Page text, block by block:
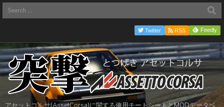
Twitter RSS Feedly